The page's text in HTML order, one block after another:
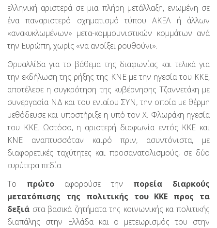
ελληνική αριστερά σε μια πλήρη μετάλλαξη, ενωμένη σε
ένα παναριστερό σχηματισμό τύπου ΑΚΕΛ ή άλλων
«ανακυκλωμένων» μετα-κομμουνιστικών κομμάτων ανά
την Ευρώπη, χωρίς «να ανοίξει ρουθούνι».
Θρυαλλίδα για το βάθεμα της διαφωνίας και τελικά για
την εκδήλωση της ρήξης της ΚΝΕ με την ηγεσία του ΚΚΕ,
αποτέλεσε η συγκρότηση της κυβέρνησης Τζαννετάκη με
συνεργασία ΝΔ και του ενιαίου ΣΥΝ, την οποία με θέρμη
μεθόδευσε και υποστήριξε η υπό τον Χ. Φλωράκη ηγεσία
του ΚΚΕ. Ωστόσο, η αριστερή διαφωνία εντός ΚΚΕ και
ΚΝΕ αναπτυσσόταν καιρό πριν, ασυντόνιστα, με
διαφορετικές ταχύτητες και προσανατολισμούς, σε δύο
ευρύτερα πεδία.
Το πρώτο αφορούσε την πορεία διαρκούς
μετατόπισης της πολιτικής του ΚΚΕ προς τα
δεξιά στα βασικά ζητήματα της κοινωνικής κα πολιτικής
διαπάλης στην Ελλάδα και ο μετεωρισμός του στην